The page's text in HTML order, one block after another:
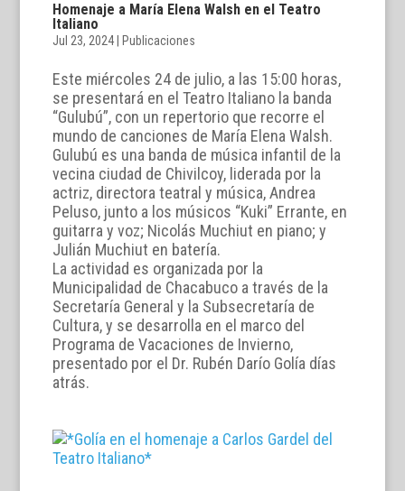
Homenaje a María Elena Walsh en el Teatro
Italiano
Jul 23, 2024| Publicaciones
Este miércoles 24 de julio, a las 15:00 horas,
se presentará en el Teatro Italiano la banda
“Gulubú”, con un repertorio que recorre el
mundo de canciones de María Elena Walsh.
Gulubú es una banda de música infantil de la
vecina ciudad de Chivilcoy, liderada por la
actriz, directora teatral y música, Andrea
Peluso, junto a los músicos “Kuki” Errante, en
guitarra y voz; Nicolás Muchiut en piano; y
Julián Muchiut en batería.
La actividad es organizada por la
Municipalidad de Chacabuco a través de la
Secretaría General y la Subsecretaría de
Cultura, y se desarrolla en el marco del
Programa de Vacaciones de Invierno,
presentado por el Dr. Rubén Darío Golía días
atrás.